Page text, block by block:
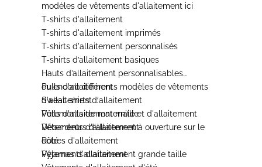
modèles de vêtements d'allaitement ici
T-shirts d'allaitement
T-shirts d'allaitement imprimés
T-shirts d'allaitement personnalisés
T-shirts d’allaitement basiques
Hauts d’allaitement personnalisables
Pulls d'allaitement
Sweat-shirts d'allaitement
Pulls d'allaitement maille
Débardeurs d'allaitement
Robes d'allaitement
Pyjamas d'allaitement
ou encore différents modèles de vêtements
d'allaitement:
Vêtements de maternité et d'allaitement
Vêtements d'allaitement à ouverture sur le
côté
Vêtements d'allaitement grande taille